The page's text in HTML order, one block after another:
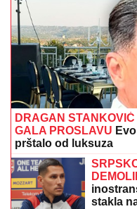
DRAGAN
GALA PROSLAVU
prštalo od luksuza
stakla